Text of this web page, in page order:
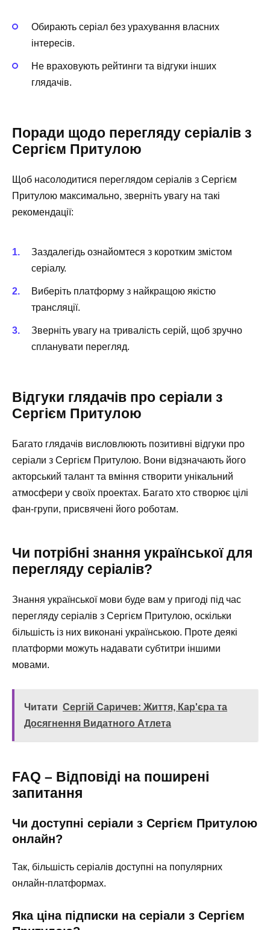
Обирають серіал без урахування власних
інтересів.
Не враховують рейтинги та відгуки інших
глядачів.
Поради щодо перегляду серіалів з
Сергієм Притулою
Щоб насолодитися переглядом серіалів з Сергієм
Притулою максимально, зверніть увагу на такі
рекомендації:
Заздалегідь ознайомтеся з коротким змістом
серіалу.
Виберіть платформу з найкращою якістю
трансляції.
Зверніть увагу на тривалість серій, щоб зручно
спланувати перегляд.
Відгуки глядачів про серіали з
Сергієм Притулою
Багато глядачів висловлюють позитивні відгуки про
серіали з Сергієм Притулою. Вони відзначають його
акторський талант та вміння створити унікальний
атмосфери у своїх проектах. Багато хто створює цілі
фан-групи, присвячені його роботам.
Чи потрібні знання української для
перегляду серіалів?
Знання української мови буде вам у пригоді під час
перегляду серіалів з Сергієм Притулою, оскільки
більшість із них виконані українською. Проте деякі
платформи можуть надавати субтитри іншими
мовами.
Читати Сергій Саричев: Життя, Кар'єра та
Досягнення Видатного Атлета
FAQ – Відповіді на поширені
запитання
Чи доступні серіали з Сергієм Притулою
онлайн?
Так, більшість серіалів доступні на популярних
онлайн-платформах.
Яка ціна підписки на серіали з Сергієм